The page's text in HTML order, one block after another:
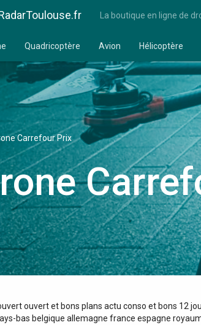
La boutique en ligne de
Quadricoptère Avion Hélicoptère
Carrefour Prix
ouvert et bons plans actu conso et bons 12
bas belgique allemagne france espagne